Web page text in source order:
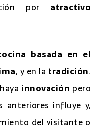
por atractivo
basada en el
, y en la tradición.
innovación pero
anteriores influye y,
del visitante o